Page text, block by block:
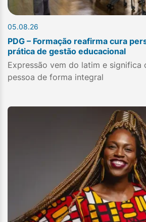
05.08.26
PDG – Formação reafirma cura
prática de gestão educacional
Expressão vem do latim e significa
pessoa de forma integral